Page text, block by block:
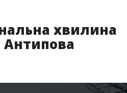
хвилина
Антипова